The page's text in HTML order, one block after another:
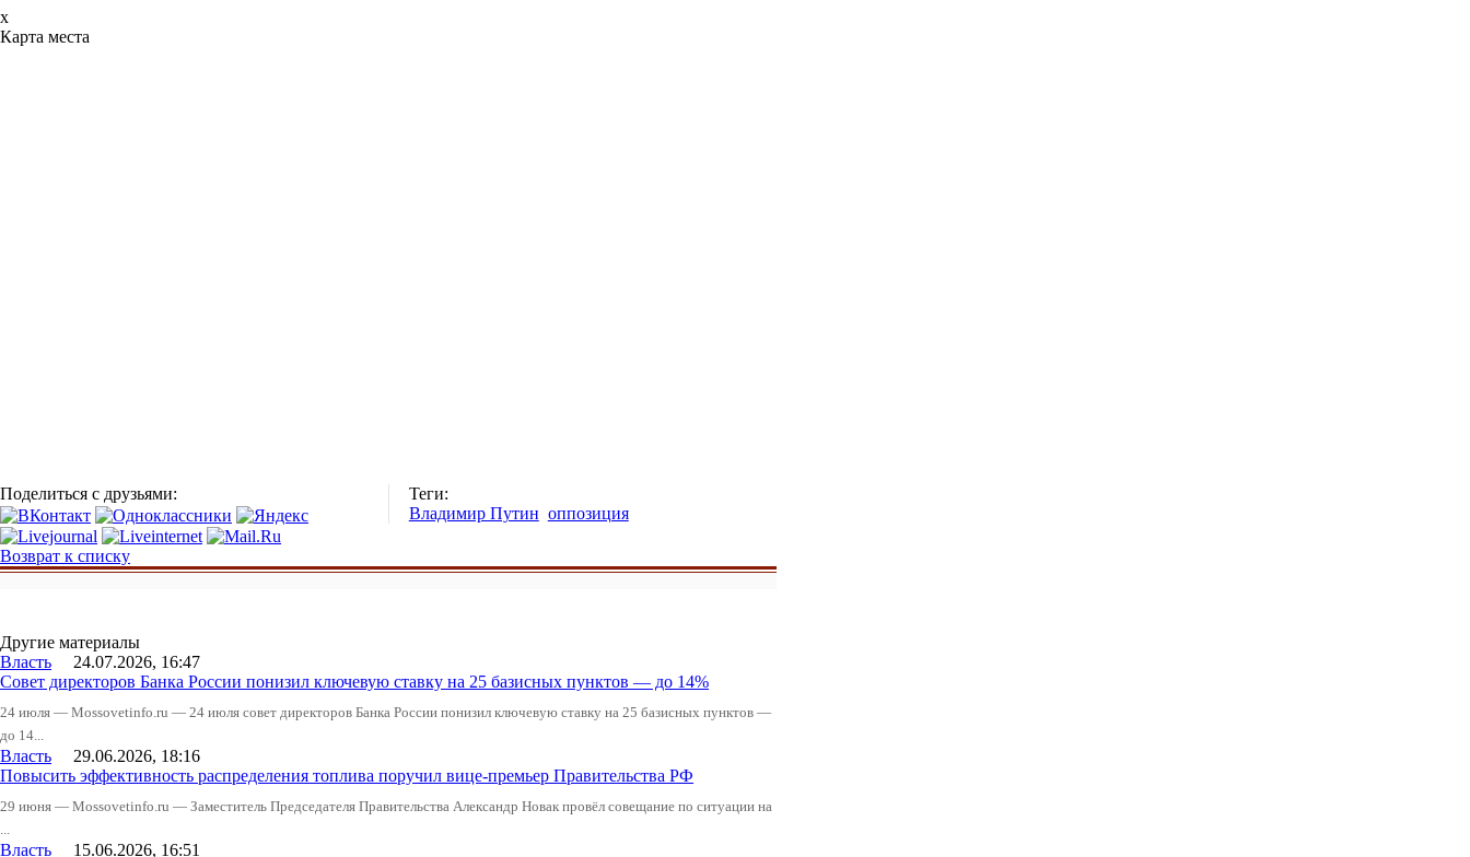
x
Карта места
Поделиться с друзьями:
Теги:
Владимир Путин оппозиция
Возврат к списку
Другие материалы
Власть 24.07.2026, 16:47
Совет директоров Банка России понизил ключевую ставку на 25 базисных пунктов — до 14%
24 июля — Mossovetinfo.ru — 24 июля совет директоров Банка России понизил ключевую ставку на 25 базисных пунктов —
до 14...
Власть 29.06.2026, 18:16
Повысить эффективность распределения топлива поручил вице-премьер Правительства РФ
29 июня — Mossovetinfo.ru — Заместитель Председателя Правительства Александр Новак провёл совещание по ситуации на
...
Власть 15.06.2026, 16:51